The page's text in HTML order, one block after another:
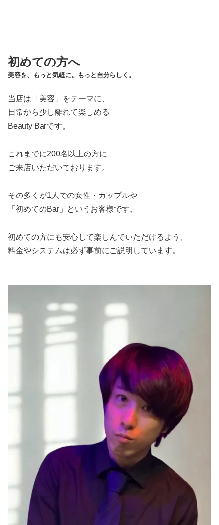
初めての方へ
美容を、もっと気軽に。もっと自分らしく。
当店は「美容」をテーマに、
日常から少し離れて楽しめる
Beauty Barです。
これまでに200名以上の方に
ご来店いただいております。
その多くが1人での女性・カップルや
「初めてのBar」というお客様です。
初めての方にも安心して楽しんでいただけるよう、
料金やシステムは必ず事前にご説明しています。